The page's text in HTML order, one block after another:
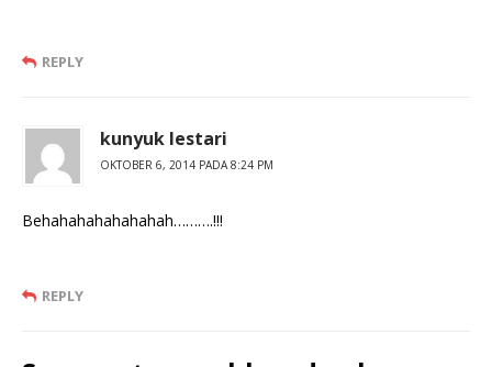
REPLY
kunyuk lestari
OKTOBER 6, 2014 PADA 8:24 PM
Behahahahahahahah……….!!!
REPLY